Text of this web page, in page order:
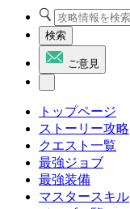
検索
ご意見
トップページ
ストーリー攻略
クエスト一覧
最強ジョブ
最強装備
マスタースキル